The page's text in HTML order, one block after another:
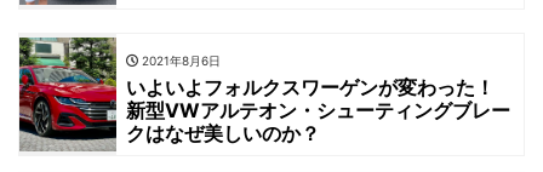
2021年8月6日
いよいよフォルクスワーゲンが変わった！
新型VWアルテオン・シューティングブレー
クはなぜ美しいのか？